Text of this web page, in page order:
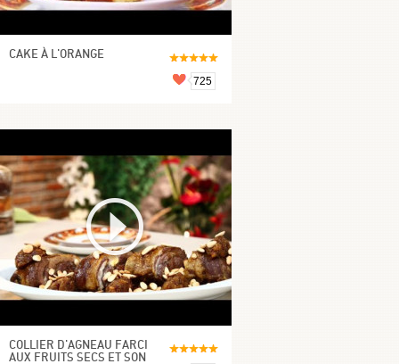
CAKE À L'ORANGE
725
COLLIER D'AGNEAU FARCI
AUX FRUITS SECS ET SON